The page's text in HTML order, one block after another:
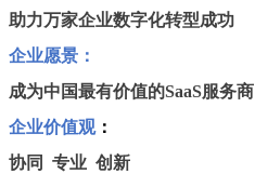
助力万家企业数字化转型成功
企业愿景：
成为中国最有价值的SaaS服务商
企业价值观：
协同 专业 创新